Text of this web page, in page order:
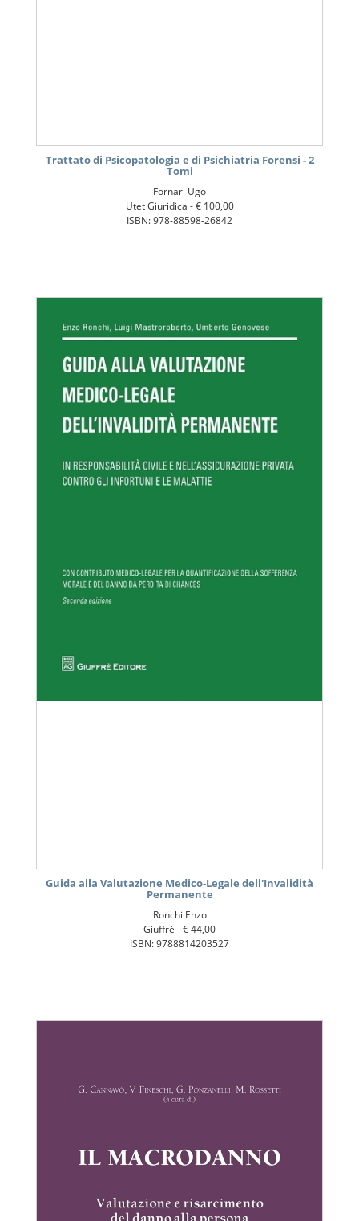
Trattato di Psicopatologia e di Psichiatria Forensi - 2
Tomi
Fornari Ugo
Utet Giuridica -€ 100,00
ISBN: 978-88598-26842
Guida alla Valutazione Medico-Legale dell'Invalidità
Permanente
Ronchi Enzo
Giuffrè -€ 44,00
ISBN: 9788814203527